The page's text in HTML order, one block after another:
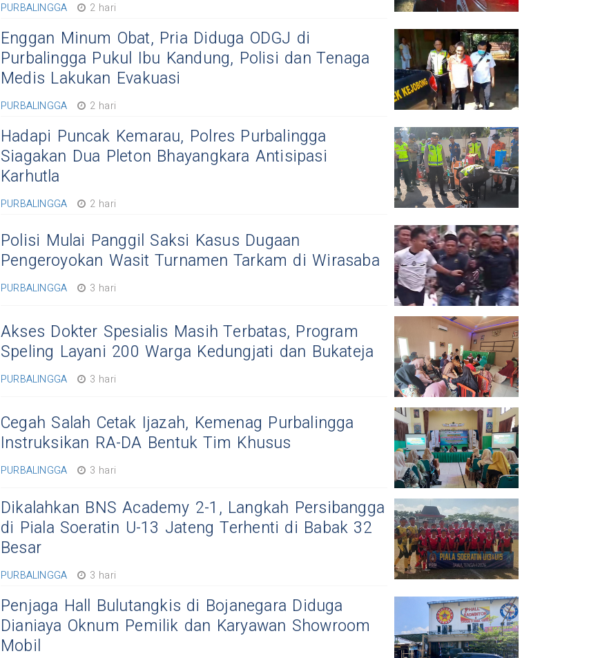
PURBALINGGA 2 hari
Enggan Minum Obat, Pria Diduga ODGJ di
Purbalingga Pukul Ibu Kandung, Polisi dan Tenaga
Medis Lakukan Evakuasi
PURBALINGGA 2 hari
Hadapi Puncak Kemarau, Polres Purbalingga
Siagakan Dua Pleton Bhayangkara Antisipasi
Karhutla
PURBALINGGA 2 hari
Polisi Mulai Panggil Saksi Kasus Dugaan
Pengeroyokan Wasit Turnamen Tarkam di Wirasaba
PURBALINGGA 3 hari
Akses Dokter Spesialis Masih Terbatas, Program
Speling Layani 200 Warga Kedungjati dan Bukateja
PURBALINGGA 3 hari
Cegah Salah Cetak Ijazah, Kemenag Purbalingga
Instruksikan RA-DA Bentuk Tim Khusus
PURBALINGGA 3 hari
Dikalahkan BNS Academy 2-1, Langkah Persibangga
di Piala Soeratin U-13 Jateng Terhenti di Babak 32
Besar
PURBALINGGA 3 hari
Penjaga Hall Bulutangkis di Bojanegara Diduga
Dianiaya Oknum Pemilik dan Karyawan Showroom
Mobil